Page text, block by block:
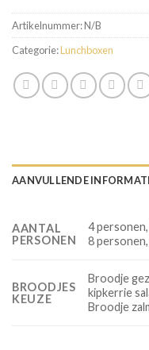
Artikelnummer:N/B
Categorie:Lunchboxen
AANVULLENDE
AANTAL
PERSONEN
4
8
BROODJES
KEUZE
Broodje
kipkerrie
Broodje